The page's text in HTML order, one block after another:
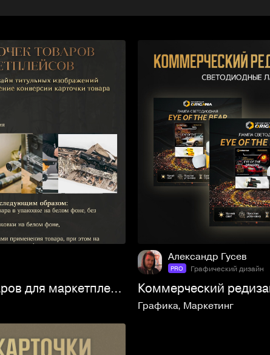
Дизайн карточек товаров для маркетплейсов
Александр Гусев
PRO Графический дизайн
Коммерческий
Графика, Маркетинг